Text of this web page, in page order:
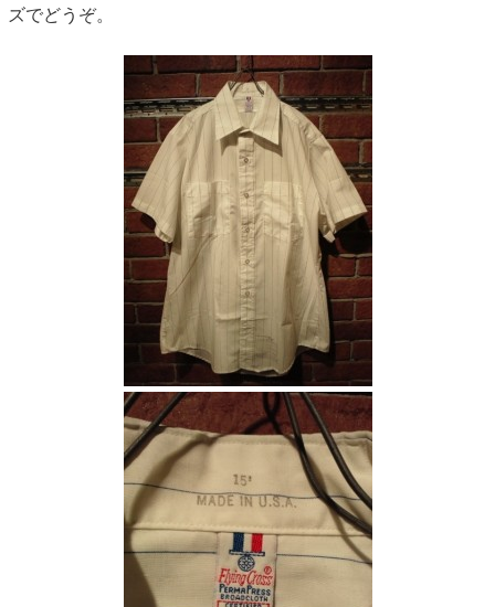
ズでどうぞ。